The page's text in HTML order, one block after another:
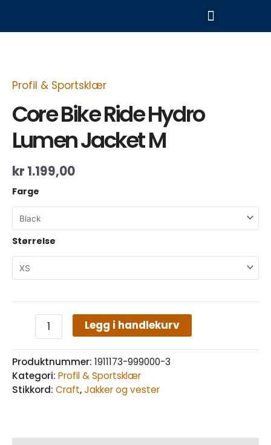
til
Meny
Profil & Sportsklær
Core Bike Ride Hydro
Lumen Jacket M
kr 1.199,00
Farge
Størrelse
Lumen
Jacket
antall
Legg i handlekurv
Produktnummer: 1911173-999000-3
Kategori: Profil & Sportsklær
Stikkord: Craft,Jakker og vester